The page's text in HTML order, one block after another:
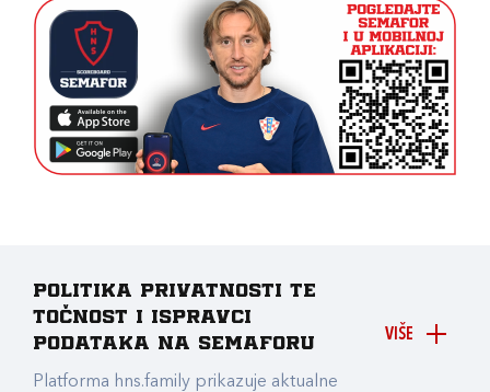
VIŠE
Politika privatnosti te
točnost i ispravci
podataka na Semaforu
Platforma hns.family prikazuje aktualne